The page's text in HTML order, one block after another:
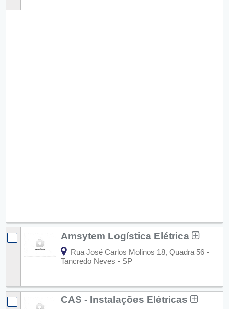
Amsytem Logística Elétrica
Rua José Carlos Molinos 18, Quadra 56 -
Tancredo Neves - SP
CAS - Instalações Elétricas